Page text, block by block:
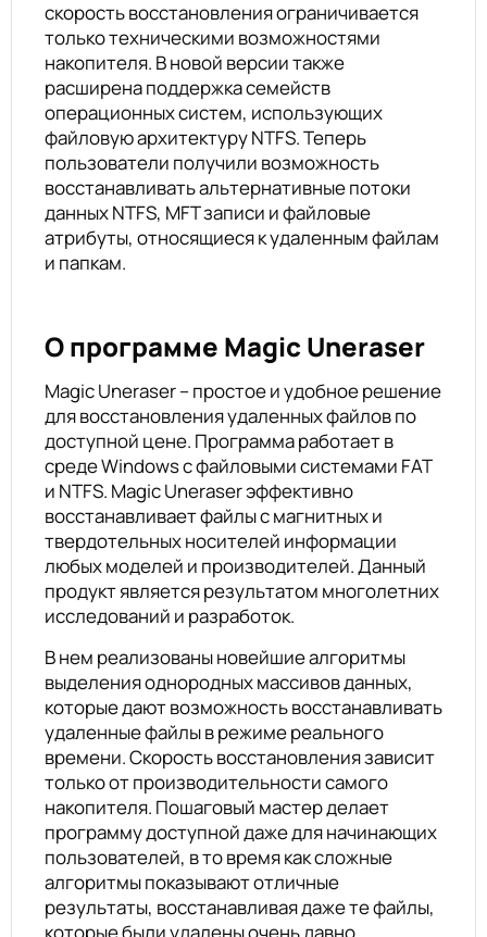
скорость восстановления ограничивается
только техническими возможностями
накопителя. В новой версии также
расширена поддержка семейств
операционных систем, использующих
файловую архитектуру NTFS. Теперь
пользователи получили возможность
восстанавливать альтернативные потоки
данных NTFS, MFT записи и файловые
атрибуты, относящиеся к удаленным файлам
и папкам.
О программе Magic Uneraser
Magic Uneraser – простое и удобное решение
для восстановления удаленных файлов по
доступной цене. Программа работает в
среде Windows с файловыми системами FAT
и NTFS. Magic Uneraser эффективно
восстанавливает файлы с магнитных и
твердотельных носителей информации
любых моделей и производителей. Данный
продукт является результатом многолетних
исследований и разработок.
В нем реализованы новейшие алгоритмы
выделения однородных массивов данных,
которые дают возможность восстанавливать
удаленные файлы в режиме реального
времени. Скорость восстановления зависит
только от производительности самого
накопителя. Пошаговый мастер делает
программу доступной даже для начинающих
пользователей, в то время как сложные
алгоритмы показывают отличные
результаты, восстанавливая даже те файлы,